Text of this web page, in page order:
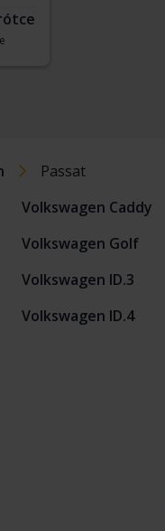
Passat
Volkswagen Caddy
Volkswagen Golf
Volkswagen ID.3
Volkswagen ID.4